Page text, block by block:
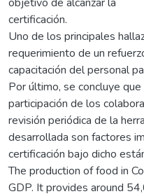
certificación.
Uno de los principales
requerimiento de un
capacitación del personal
Por último, se concluye que
participación de los
revisión periódica de la
desarrollada son factores
certificación bajo dicho
The production of food in
GDP. It provides around